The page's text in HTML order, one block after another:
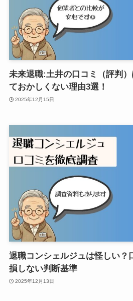
未来退職:土井の口コミ（評判
ておかしくない理由3選！
2025年12月15日
退職コンシェルジュは怪しい？
損しない判断基準
2025年12月13日